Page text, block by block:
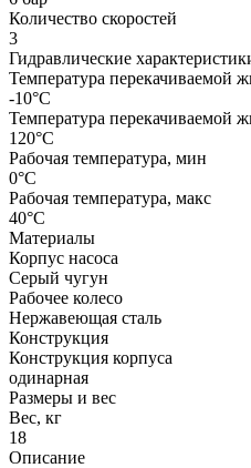
Количество скоростей
3
Гидравлические
Температура перекачиваемой
-10°C
Температура перекачиваемой
120°C
Рабочая температура, мин
0°C
Рабочая температура, макс
40°C
Материалы
Корпус насоса
Серый чугун
Рабочее колесо
Нержавеющая сталь
Конструкция
Конструкция корпуса
одинарная
Размеры и вес
Вес, кг
18
Описание